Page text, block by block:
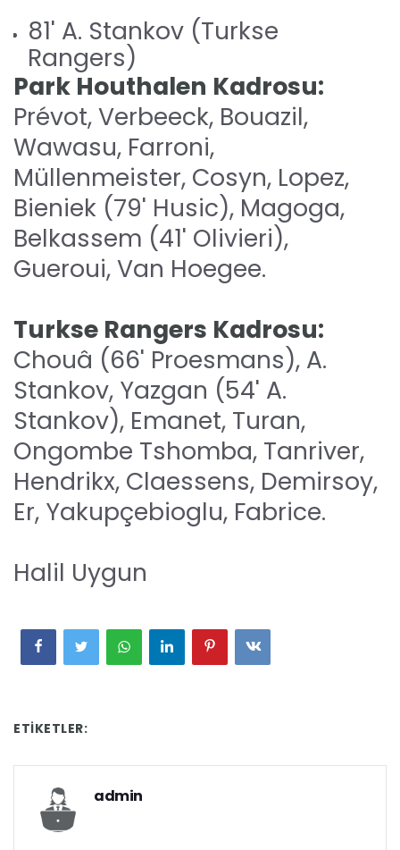
81' A. Stankov (Turkse
Rangers)
Park Houthalen Kadrosu:
Prévot, Verbeeck, Bouazil,
Wawasu, Farroni,
Müllenmeister, Cosyn, Lopez,
Bieniek (79' Husic), Magoga,
Belkassem (41' Olivieri),
Gueroui, Van Hoegee.
Turkse Rangers Kadrosu:
Chouâ (66' Proesmans), A.
Stankov, Yazgan (54' A.
Stankov), Emanet, Turan,
Ongombe Tshomba, Tanriver,
Hendrikx, Claessens, Demirsoy,
Er, Yakupçebioglu, Fabrice.
Halil Uygun
ETIKETLER:
admin